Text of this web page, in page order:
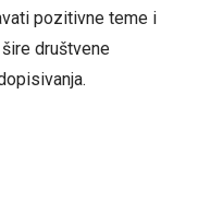
pozitivne teme i
društvene